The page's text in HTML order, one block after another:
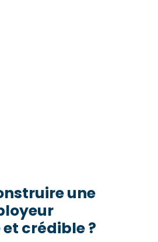
une
crédible ?